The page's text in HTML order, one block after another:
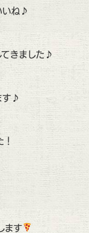
いね♪
てきました♪
す♪
ます